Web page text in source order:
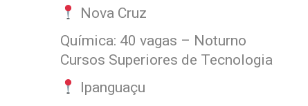
Nova Cruz
Química: 40 vagas – Noturno
Cursos Superiores de Tecnologia
Ipanguaçu